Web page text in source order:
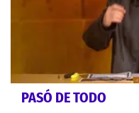
PASÓ DE TODO